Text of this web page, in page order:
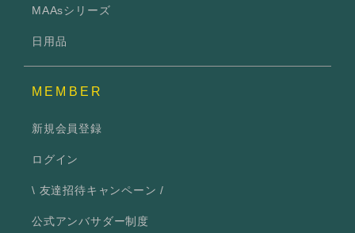
MAAsシリーズ
日用品
MEMBER
新規会員登録
ログイン
\ 友達招待キャンペーン /
公式アンバサダー制度